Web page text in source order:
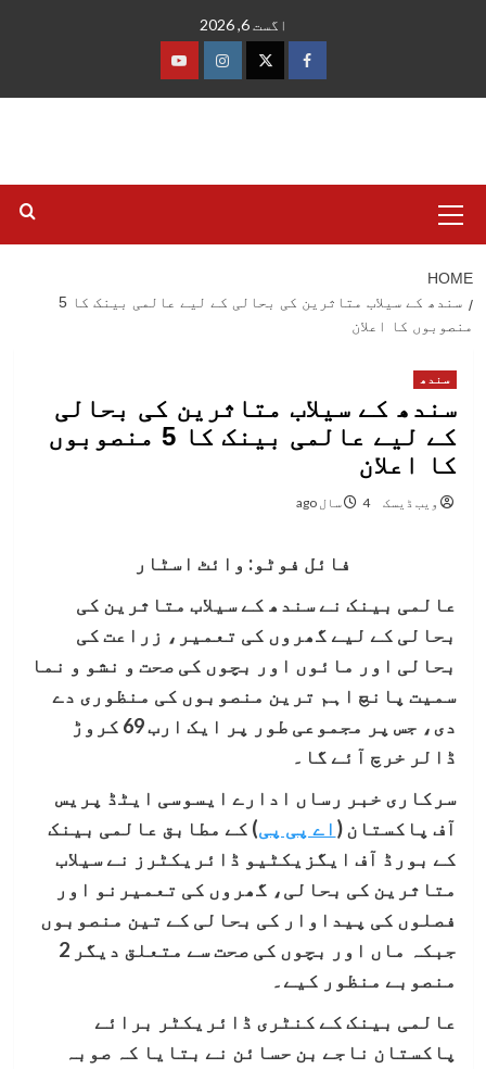
اگست 6, 2026
فیس
ٹوئٹرانسٹاگرام
یوٹیوب
Menu
HOME
سندھ کے سیلاب متاثرین کی بحالی کے لیے عالمی بینک کا 5
منصوبوں کا اعلان
سندھ
سندھ کے سیلاب متاثرین کی بحالی
کے لیے عالمی بینک کا 5 منصوبوں
کا اعلان
ویب ڈیسک 4 سال ago
فائل فوٹو: وائٹ اسٹار
عالمی بینک نے سندھ کے سیلاب متاثرین کی
بحالی کے لیے گھروں کی تعمیر، زراعت کی
بحالی اور مائوں اور بچوں کی صحت و نشو و نما
سمیت پانچ اہم ترین منصوبوں کی منظوری دے
دی، جس پر مجموعی طور پر ایک ارب 69 کروڑ
ڈالر خرچ آئے گا۔
سرکاری خبر رساں ادارے ایسوسی ایٹڈ پریس
آف پاکستان ( اے پی پی) کے مطابق عالمی بینک
کے بورڈ آف ایگزیکٹیو ڈائریکٹرز نے سیلاب
متاثرین کی بحالی، گھروں کی تعمیرنو اور
فصلوں کی پیداوار کی بحالی کے تین منصوبوں
جبکہ ماں اور بچوں کی صحت سے متعلق دیگر 2
منصوبے منظور کیے۔
عالمی بینک کے کنٹری ڈائریکٹر برائے
پاکستان ناجے بن حسائن نے بتایا کہ صوبہ